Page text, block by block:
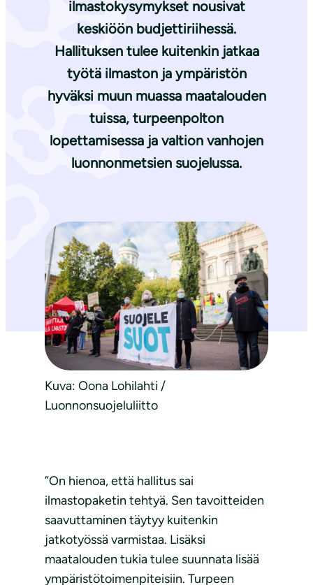
ilmastokysymykset nousivat
keskiöön budjettiriihessä.
Hallituksen tulee kuitenkin jatkaa
työtä ilmaston ja ympäristön
hyväksi muun muassa maatalouden
tuissa, turpeenpolton
lopettamisessa ja valtion vanhojen
luonnonmetsien suojelussa.
Kuva: Oona Lohilahti /
Luonnonsuojeluliitto
”On hienoa, että hallitus sai
ilmastopaketin tehtyä. Sen tavoitteiden
saavuttaminen täytyy kuitenkin
jatkotyössä varmistaa. Lisäksi
maatalouden tukia tulee suunnata lisää
ympäristötoimenpiteisiin. Turpeen